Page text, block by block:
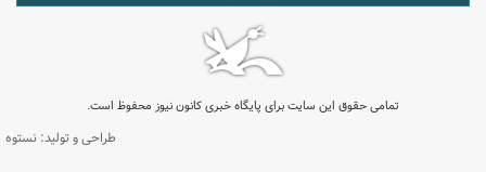
تمامی حقوق این سایت برای پایگاه خبری کانون نیوز محفوظ است.
طراحی و تولید: نستوه